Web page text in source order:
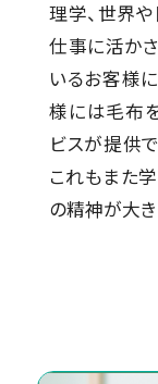
理学、世界
仕事に活か
いるお客様
様には毛布
ビスが提供
これもまた
の精神が大き